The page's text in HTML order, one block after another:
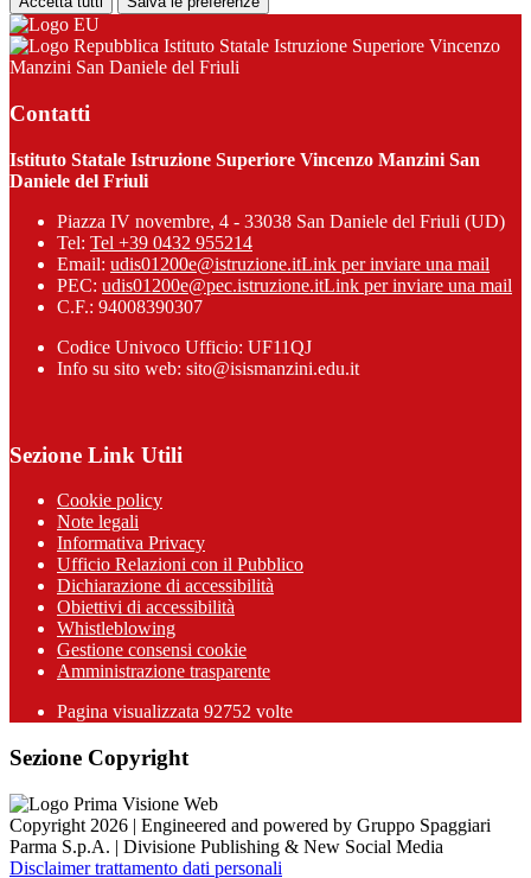
Istituto Statale Istruzione Superiore Vincenzo
Manzini San Daniele del Friuli
Contatti
Istituto Statale Istruzione Superiore Vincenzo Manzini San
Daniele del Friuli
Piazza IV novembre, 4 - 33038 San Daniele del Friuli (UD)
Tel: Tel +39 0432 955214
Email: udis01200e@istruzione.itLink per inviare una mail
PEC: udis01200e@pec.istruzione.itLink per inviare una mail
C.F.: 94008390307
Codice Univoco Ufficio: UF11QJ
Info su sito web: sito@isismanzini.edu.it
Sezione Link Utili
Cookie policy
Note legali
Informativa Privacy
Ufficio Relazioni con il Pubblico
Dichiarazione di accessibilità
Obiettivi di accessibilità
Whistleblowing
Gestione consensi cookie
Amministrazione trasparente
Pagina visualizzata 92752 volte
Sezione Copyright
Copyright 2026 | Engineered and powered by Gruppo Spaggiari
Parma S.p.A. | Divisione Publishing & New Social Media
Disclaimer trattamento dati personali